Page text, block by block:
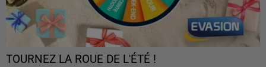
TOURNEZ LA ROUE DE L'ÉTÉ !